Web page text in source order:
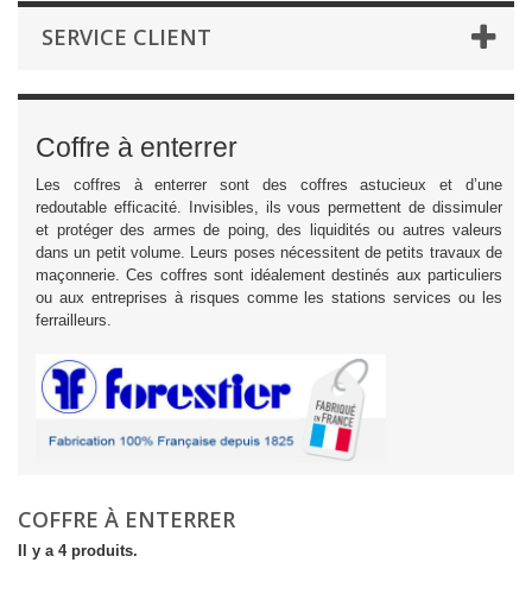
SERVICE CLIENT
Coffre à enterrer
Les coffres à enterrer sont des coffres astucieux et d’une
redoutable efficacité. Invisibles, ils vous permettent de dissimuler
et protéger des armes de poing, des liquidités ou autres valeurs
dans un petit volume. Leurs poses nécessitent de petits travaux de
maçonnerie. Ces coffres sont idéalement destinés aux particuliers
ou aux entreprises à risques comme les stations services ou les
ferrailleurs.
COFFRE À ENTERRER
Il y a 4 produits.